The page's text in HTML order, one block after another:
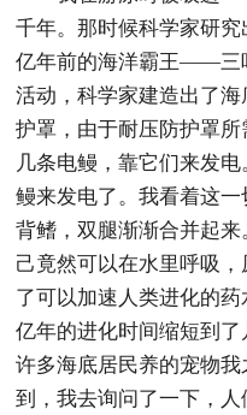
千年。那时候科学家研
亿年前的海洋霸王——三
活动，科学家建造出了
护罩，由于耐压防护罩
几条电鳗，靠它们来发
鳗来发电了。我看着这
背鳍，双腿渐渐合并起
己竟然可以在水里呼吸
了可以加速人类进化的
亿年的进化时间缩短到
许多海底居民养的宠物
到，我去询问了一下，